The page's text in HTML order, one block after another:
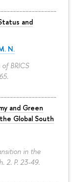
and
N.
BRICS
and Green
Global South
in the
2. P. 23-49.